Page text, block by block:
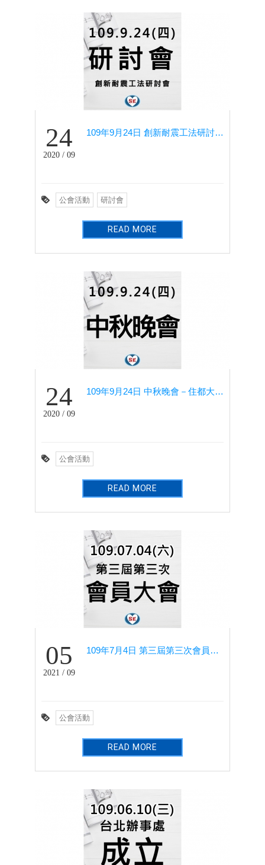
24
2020 / 09
109年9月24日 創新耐震工法研討會－住都大飯店
公會活動 研討會
READ MORE
24
2020 / 09
109年9月24日 中秋晚會－住都大飯店
公會活動
READ MORE
05
2021 / 09
109年7月4日 第三屆第三次會員大會－住都大飯店
公會活動
READ MORE